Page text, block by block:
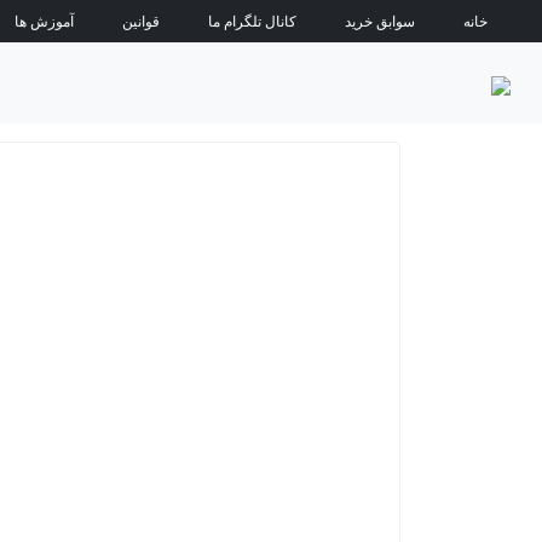
خانه سوابق خرید کانال تلگرام ما قوانین آموزش ها